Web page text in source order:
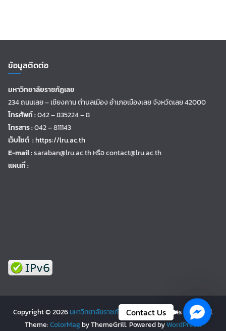
ข้อมูลติดต่อ
มหาวิทยาลัยราชภัฏเลย
234 ถนนเลย – เชียงคาน ตำบลเมือง อำเภอเมืองเลย จังหวัดเลย 42000
โทรศัพท์ :042 – 835224 – 8
โทรสาร :042 – 811143
เว็บไซต์ :https://lru.ac.th
E-mail :saraban@lru.ac.thหรือ contact@lru.ac.th
แผนที่ :
Copyright © 2026มหาวิทยาลัยราชภัฏเลย | LRU. All rights reserved.
Theme:ColorMagby ThemeGrill. Powered byWordPress.
Contact Us